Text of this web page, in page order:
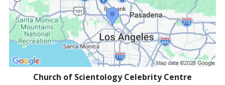
Church of Scientology Celebrity Centre